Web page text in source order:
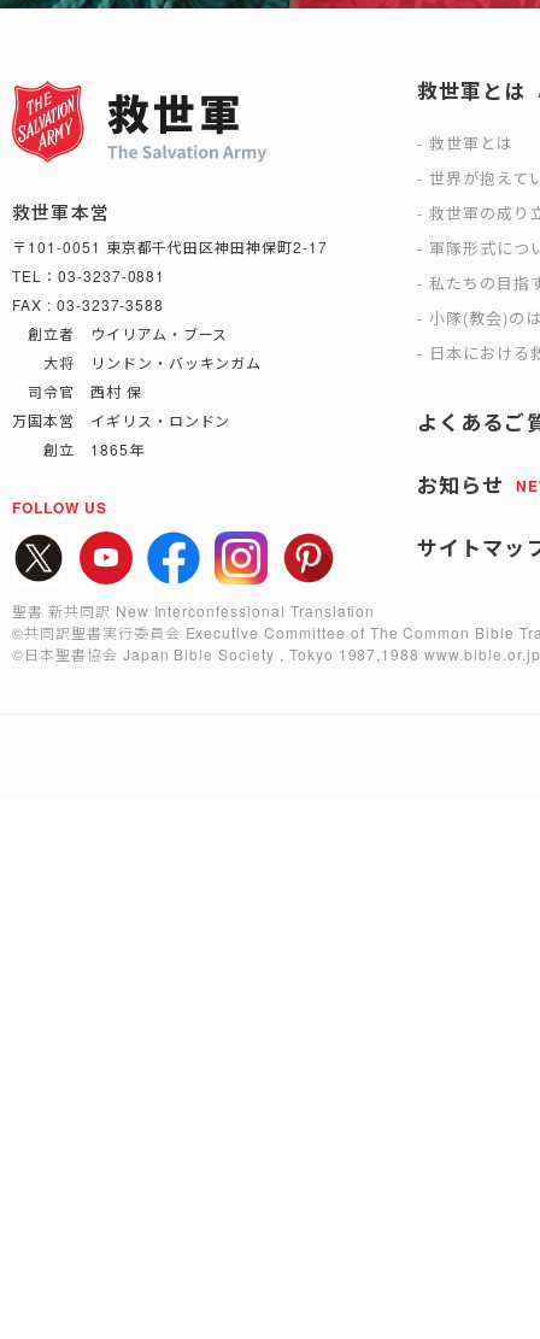
救世軍本営
〒101-0051 東京都千代田区神田神保町2-17
TEL：03-3237-0881
FAX : 03-3237-3588
創立者 ウイリアム・ブース
大将 リンドン・バッキンガム
司令官 西村 保
万国本営 イギリス・ロンドン
創立 1865年
FOLLOW US
救世軍とは
救世軍とは
世界が抱えて
救世軍の成り
軍隊形式につ
私たちの目指
小隊(教会)の
日本における
よくあるご
お知らせ
サイトマッ
聖書 新共同訳 New Interconfessional Translation
©共同訳聖書実行委員会 Executive Committee of The Common Bible
©日本聖書協会 Japan Bible Society , Tokyo 1987,1988www.bible.or.jp